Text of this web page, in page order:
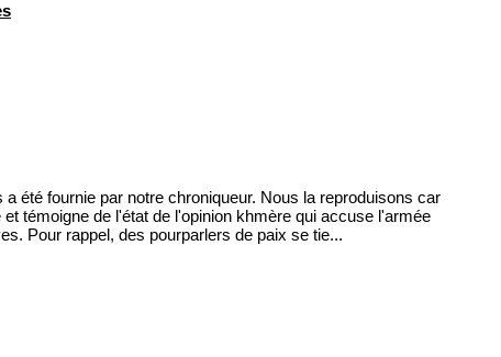
été fournie par notre chroniqueur. Nous la reproduisons car
témoigne de l'état de l'opinion khmère qui accuse l'armée
Pour rappel, des pourparlers de paix se tie...